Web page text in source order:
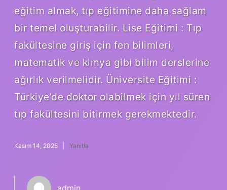
eğitim almak, tıp eğitimine daha sağlam
bir temel oluşturabilir. Lise Eğitimi : Tıp
fakültesine giriş için fen bilimleri,
matematik ve kimya gibi bilim derslerine
ağırlık verilmelidir. Üniversite Eğitimi :
Türkiye’de doktor olabilmek için yıl süren
tıp fakültesini bitirmek gerekmektedir.
Kasım 14, 2025 Yanıtla
admin